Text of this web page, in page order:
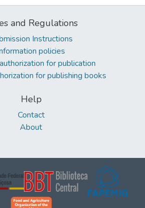
and Regulations
Instructions
policies
for publication
for publishing books
Help
Contact
About